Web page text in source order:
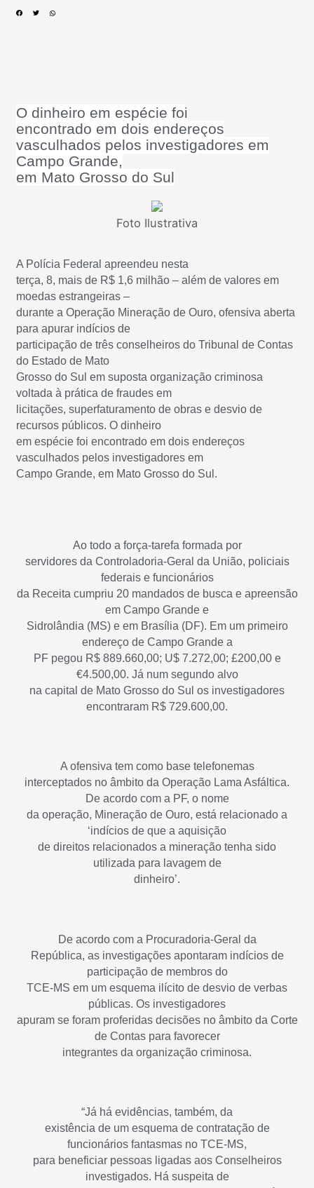
O dinheiro em espécie foi
encontrado em dois endereços
vasculhados pelos investigadores em
Campo Grande,
em Mato Grosso do Sul
Foto Ilustrativa
A Polícia Federal apreendeu nesta
terça, 8, mais de R$ 1,6 milhão – além de valores em
moedas estrangeiras –
durante a Operação Mineração de Ouro, ofensiva aberta
para apurar indícios de
participação de três conselheiros do Tribunal de Contas
do Estado de Mato
Grosso do Sul em suposta organização criminosa
voltada à prática de fraudes em
licitações, superfaturamento de obras e desvio de
recursos públicos. O dinheiro
em espécie foi encontrado em dois endereços
vasculhados pelos investigadores em
Campo Grande, em Mato Grosso do Sul.
Ao todo a força-tarefa formada por
servidores da Controladoria-Geral da União, policiais
federais e funcionários
da Receita cumpriu 20 mandados de busca e apreensão
em Campo Grande e
Sidrolândia (MS) e em Brasília (DF). Em um primeiro
endereço de Campo Grande a
PF pegou R$ 889.660,00; U$ 7.272,00; £200,00 e
€4.500,00. Já num segundo alvo
na capital de Mato Grosso do Sul os investigadores
encontraram R$ 729.600,00.
A ofensiva tem como base telefonemas
interceptados no âmbito da Operação Lama Asfáltica.
De acordo com a PF, o nome
da operação, Mineração de Ouro, está relacionado a
‘indícios de que a aquisição
de direitos relacionados a mineração tenha sido
utilizada para lavagem de
dinheiro’.
De acordo com a Procuradoria-Geral da
República, as investigações apontaram indícios de
participação de membros do
TCE-MS em um esquema ilícito de desvio de verbas
públicas. Os investigadores
apuram se foram proferidas decisões no âmbito da Corte
de Contas para favorecer
integrantes da organização criminosa.
“Já há evidências, também, da
existência de um esquema de contratação de
funcionários fantasmas no TCE-MS,
para beneficiar pessoas ligadas aos Conselheiros
investigados. Há suspeita de